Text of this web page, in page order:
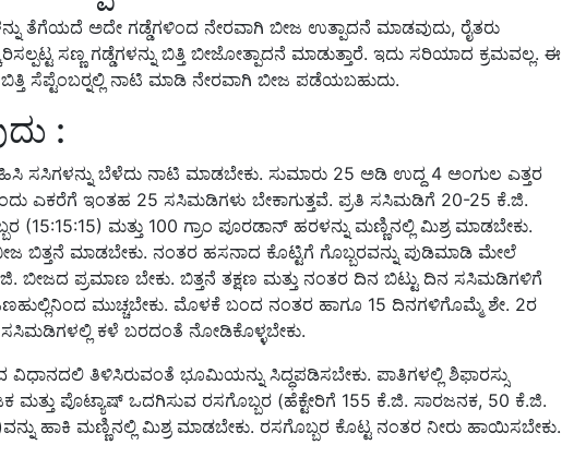
ತೆಗೆಯದೆ ಅದೇ ಗಡ್ಡೆಗಳಿಂದ ನೇರವಾಗಿ ಬೀಜ ಉತ್ಪಾದನೆ ಮಾಡವುದು, ರೈತರು
ಸಣ್ಣ ಗಡ್ಡೆಗಳನ್ನು ಬಿತ್ತಿ ಬೀಜೋತ್ಪಾದನೆ ಮಾಡುತ್ತಾರೆ. ಇದು ಸರಿಯಾದ ಕ್ರಮವಲ್ಲ. ಈ
ಸೆಪ್ಟೆಂಬರ್‍ನಲ್ಲಿ ನಾಟಿ ಮಾಡಿ ನೇರವಾಗಿ ಬೀಜ ಪಡೆಯಬಹುದು.
:
ಸಸಿಗಳನ್ನು ಬೆಳೆದು ನಾಟಿ ಮಾಡಬೇಕು. ಸುಮಾರು 25 ಅಡಿ ಉದ್ದ 4 ಅಂಗುಲ ಎತ್ತರ
ಎಕರೆಗೆ ಇಂತಹ 25 ಸಸಿಮಡಿಗಳು ಬೇಕಾಗುತ್ತವೆ. ಪ್ರತಿ ಸಸಿಮಡಿಗೆ 20-25 ಕೆ.ಜಿ.
(15:15:15) ಮತ್ತು 100 ಗ್ರಾಂ ಪೂರಡಾನ್ ಹರಳನ್ನು ಮಣ್ಣಿನಲ್ಲಿ ಮಿಶ್ರ ಮಾಡಬೇಕು.
ಬಿತ್ತನೆ ಮಾಡಬೇಕು. ನಂತರ ಹಸನಾದ ಕೊಟ್ಟಿಗೆ ಗೊಬ್ಬರವನ್ನು ಪುಡಿಮಾಡಿ ಮೇಲೆ
ಬೀಜದ ಪ್ರಮಾಣ ಬೇಕು. ಬಿತ್ತನೆ ತಕ್ಷಣ ಮತ್ತು ನಂತರ ದಿನ ಬಿಟ್ಟು ದಿನ ಸಸಿಮಡಿಗಳಿಗೆ
ಮುಚ್ಚಬೇಕು. ಮೊಳಕೆ ಬಂದ ನಂತರ ಹಾಗೂ 15 ದಿನಗಳಿಗೊಮ್ಮೆ ಶೇ. 2ರ
ಸಸಿಮಡಿಗಳಲ್ಲಿ ಕಳೆ ಬರದಂತೆ ನೋಡಿಕೊಳ್ಳಬೇಕು.
ವಿಧಾನದಲಿ ತಿಳಿಸಿರುವಂತೆ ಭೂಮಿಯನ್ನು ಸಿದ್ಧಪಡಿಸಬೇಕು. ಪಾತಿಗಳಲ್ಲಿ ಶಿಫಾರಸ್ಸು
ಪೊಟ್ಯಾಷ್ ಒದಗಿಸುವ ರಸಗೊಬ್ಬರ (ಹೆಕ್ಟೇರಿಗೆ 155 ಕೆ.ಜಿ. ಸಾರಜನಕ, 50 ಕೆ.ಜಿ.
ಹಾಕಿ ಮಣ್ಣಿನಲ್ಲಿ ಮಿಶ್ರ ಮಾಡಬೇಕು. ರಸಗೊಬ್ಬರ ಕೊಟ್ಟ ನಂತರ ನೀರು ಹಾಯಿಸಬೇಕು.